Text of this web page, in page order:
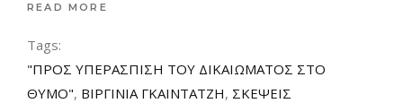
READ MORE
Tags:
"ΠΡΟΣ ΥΠΕΡΑΣΠΙΣΗ ΤΟΥ ΔΙΚΑΙΩΜΑΤΟΣ ΣΤΟ
ΘΥΜΟ", ΒΙΡΓΙΝΙΑ ΓΚΑΙΝΤΑΤΖΗ, ΣΚΕΨΕΙΣ